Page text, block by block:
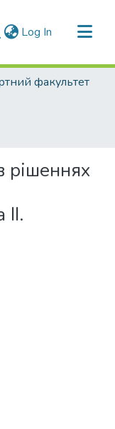
Log In (current)
факультет
рішеннях